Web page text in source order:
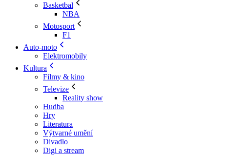
Basketbal
NBA
Motosport
F1
Auto-moto
Elektromobily
Kultura
Filmy & kino
Televize
Reality show
Hudba
Hry
Literatura
Výtvarné umění
Divadlo
Digi a stream